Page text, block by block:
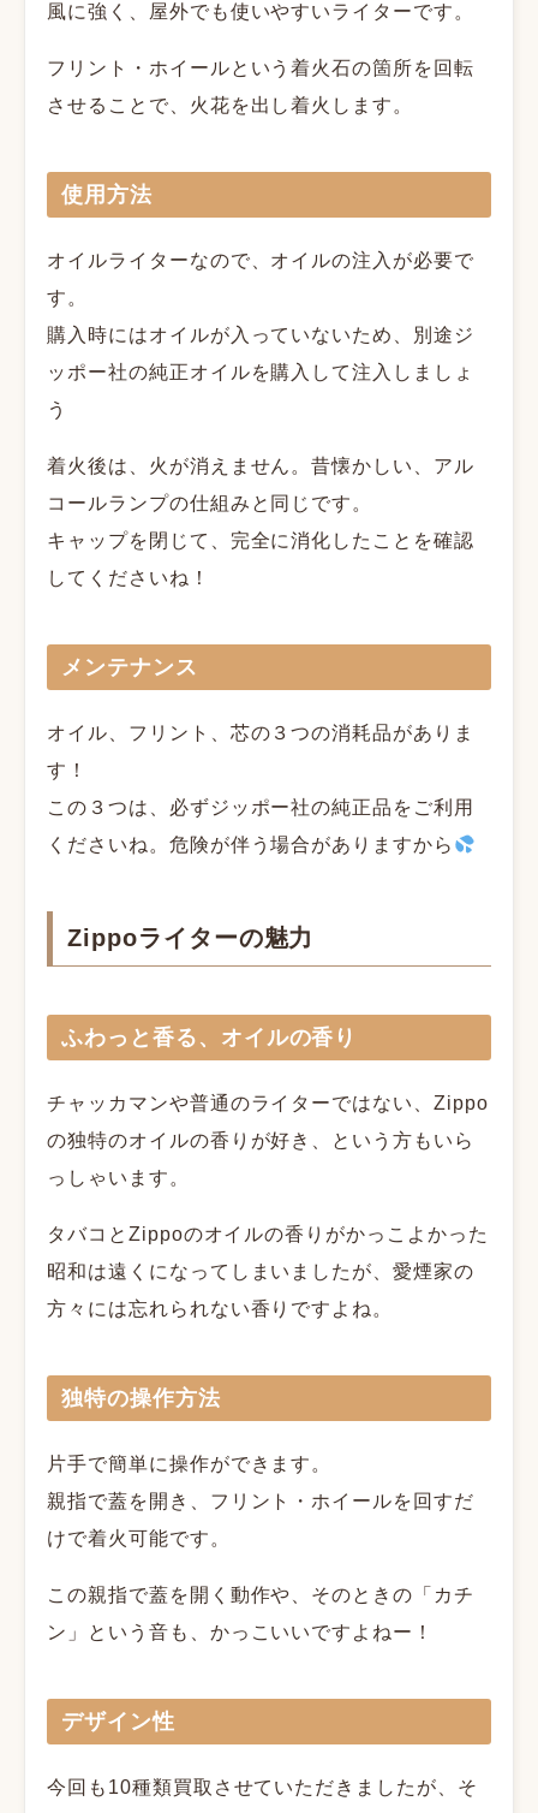
風に強く、屋外でも使いやすいライターです。
フリント・ホイールという着火石の箇所を回転
させることで、火花を出し着火します。
使用方法
オイルライターなので、オイルの注入が必要で
す。
購入時にはオイルが入っていないため、別途ジ
ッポー社の純正オイルを購入して注入しましょ
う
着火後は、火が消えません。昔懐かしい、アル
コールランプの仕組みと同じです。
キャップを閉じて、完全に消化したことを確認
してくださいね！
メンテナンス
オイル、フリント、芯の３つの消耗品がありま
す！
この３つは、必ずジッポー社の純正品をご利用
くださいね。危険が伴う場合がありますから
Zippoライターの魅力
ふわっと香る、オイルの香り
チャッカマンや普通のライターではない、Zippo
の独特のオイルの香りが好き、という方もいら
っしゃいます。
タバコとZippoのオイルの香りがかっこよかった
昭和は遠くになってしまいましたが、愛煙家の
方々には忘れられない香りですよね。
独特の操作方法
片手で簡単に操作ができます。
親指で蓋を開き、フリント・ホイールを回すだ
けで着火可能です。
この親指で蓋を開く動作や、そのときの「カチ
ン」という音も、かっこいいですよねー！
デザイン性
今回も10種類買取させていただきましたが、そ